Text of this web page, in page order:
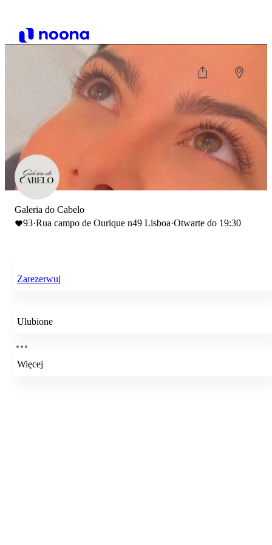
Galeria do Cabelo
93·Rua campo de Ourique n49 Lisboa·Otwarte do 19:30
Zarezerwuj
Ulubione
Więcej